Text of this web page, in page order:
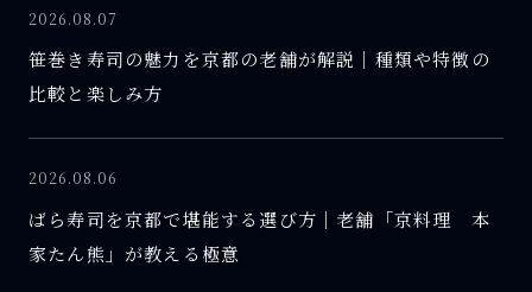
2026.08.07
笹巻き寿司の魅力を京都の老舗が解説｜種類や特徴の
比較と楽しみ方
2026.08.06
ばら寿司を京都で堪能する選び方｜老舗「京料理 本
家たん熊」が教える極意